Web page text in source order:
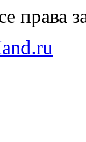
права